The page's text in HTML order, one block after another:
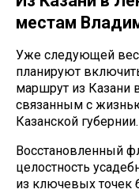
местам
Уже следующей
планируют
маршрут из Казани
связанным с
Казанской губернии.
Восстановленный
целостность
из ключевых точек